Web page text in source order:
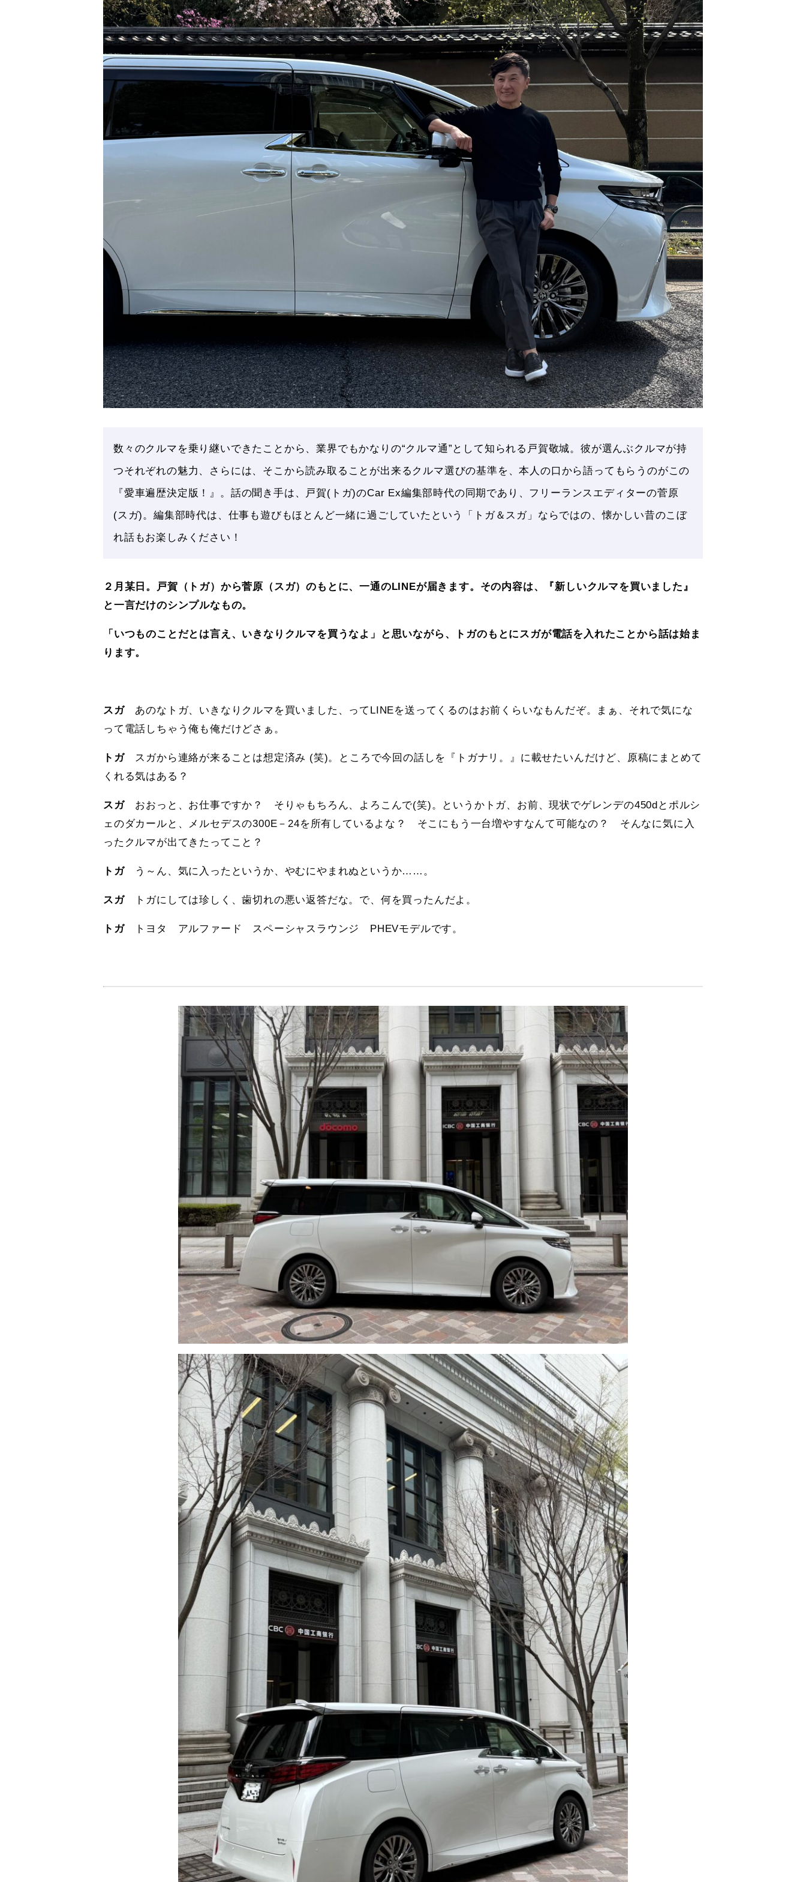
数々のクルマを乗り継いできたことから、業界でもかなりの“クルマ通”として知られる戸賀敬城。彼が選んぶクルマが持
つそれぞれの魅力、さらには、そこから読み取ることが出来るクルマ選びの基準を、本人の口から語ってもらうのがこの
『愛車遍歴決定版！』。話の聞き手は、戸賀(トガ)のCar Ex編集部時代の同期であり、フリーランスエディターの菅原
(スガ)。編集部時代は、仕事も遊びもほとんど一緒に過ごしていたという「トガ＆スガ」ならではの、懐かしい昔のこぼ
れ話もお楽しみください！
２月某日。戸賀（トガ）から菅原（スガ）のもとに、一通のLINEが届きます。その内容は、『新しいクルマを買いました』
と一言だけのシンプルなもの。
「いつものことだとは言え、いきなりクルマを買うなよ」と思いながら、トガのもとにスガが電話を入れたことから話は始ま
ります。
スガ あのなトガ、いきなりクルマを買いました、ってLINEを送ってくるのはお前くらいなもんだぞ。まぁ、それで気にな
って電話しちゃう俺も俺だけどさぁ。
トガ スガから連絡が来ることは想定済み (笑)。ところで今回の話しを『トガナリ。』に載せたいんだけど、原稿にまとめて
くれる気はある？
スガ おおっと、お仕事ですか？ そりゃもちろん、よろこんで(笑)。というかトガ、お前、現状でゲレンデの450dとポルシ
ェのダカールと、メルセデスの300E－24を所有しているよな？ そこにもう一台増やすなんて可能なの？ そんなに気に入
ったクルマが出てきたってこと？
トガ う～ん、気に入ったというか、やむにやまれぬというか……。
スガ トガにしては珍しく、歯切れの悪い返答だな。で、何を買ったんだよ。
トガ トヨタ アルファード スペーシャスラウンジ PHEVモデルです。